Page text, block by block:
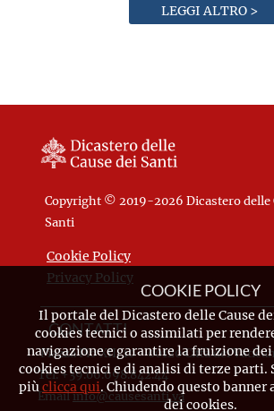
LEGGI ALTRO >
Copyright © 2019-2026 Dicastero delle
Santi
Cookie Policy
Privacy Policy
CONTATTI
Piazza Pio XII, 10 - 00120 Città del
Tel. +39.06.698.842.44
Emailinfo@causesanti.va
COOKIE POLICY
Il portale del Dicastero delle Cause
cookies tecnici o assimilati per
navigazione e garantire la fruizione dei
cookies tecnici e di analisi di terze parti.
piùclicca qui. Chiudendo questo banner
dei cookies.